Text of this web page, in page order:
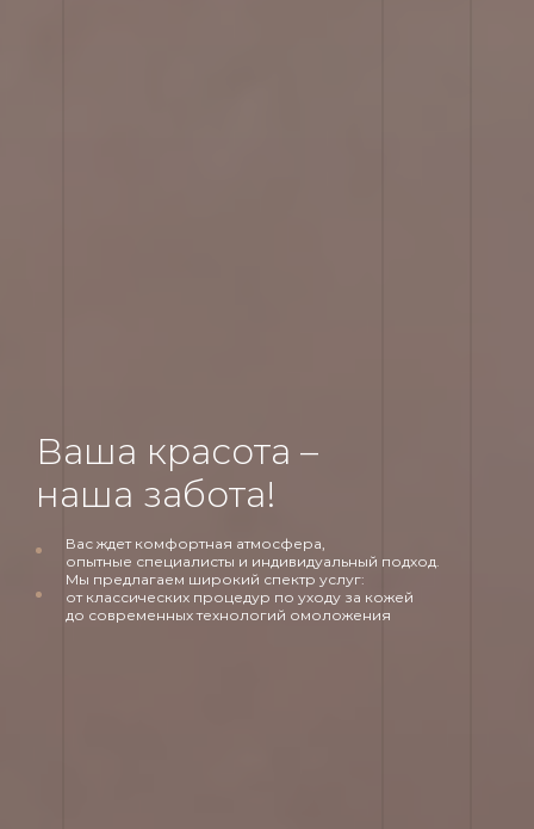
Ваша красота –
наша забота!
Вас ждет комфортная атмосфера,
опытные специалисты и индивидуальный подход.
Мы предлагаем широкий спектр услуг:
от классических процедур по уходу за кожей
до современных технологий омоложения